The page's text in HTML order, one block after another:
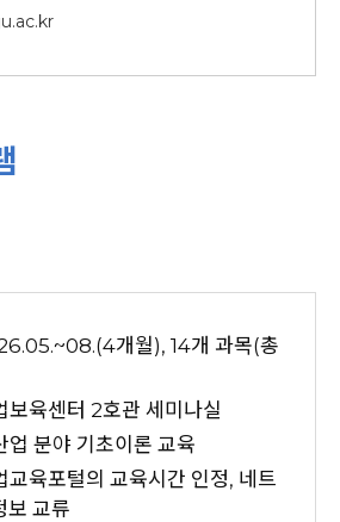
개월), 14개 과목(총
보육센터 2호관 세미나실
업 분야 기초이론 교육
교육포털의 교육시간 인정, 네트
보 교류